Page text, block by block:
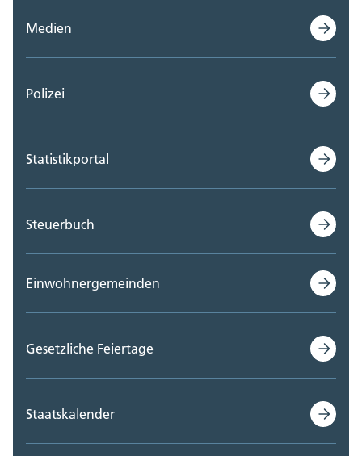
Medien
Polizei
Statistikportal
Steuerbuch
Einwohnergemeinden
Gesetzliche Feiertage
Staatskalender